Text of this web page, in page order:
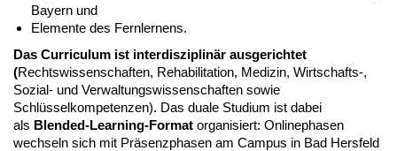
Bayern und
Elemente des Fernlernens.
Das Curriculum ist interdisziplinär ausgerichtet
(Rechtswissenschaften, Rehabilitation, Medizin, Wirtschafts-,
Sozial- und Verwaltungswissenschaften sowie
Schlüsselkompetenzen). Das duale Studium ist dabei
als Blended-Learning-Format organisiert: Onlinephasen
wechseln sich mit Präsenzphasen am Campus in Bad Hersfeld